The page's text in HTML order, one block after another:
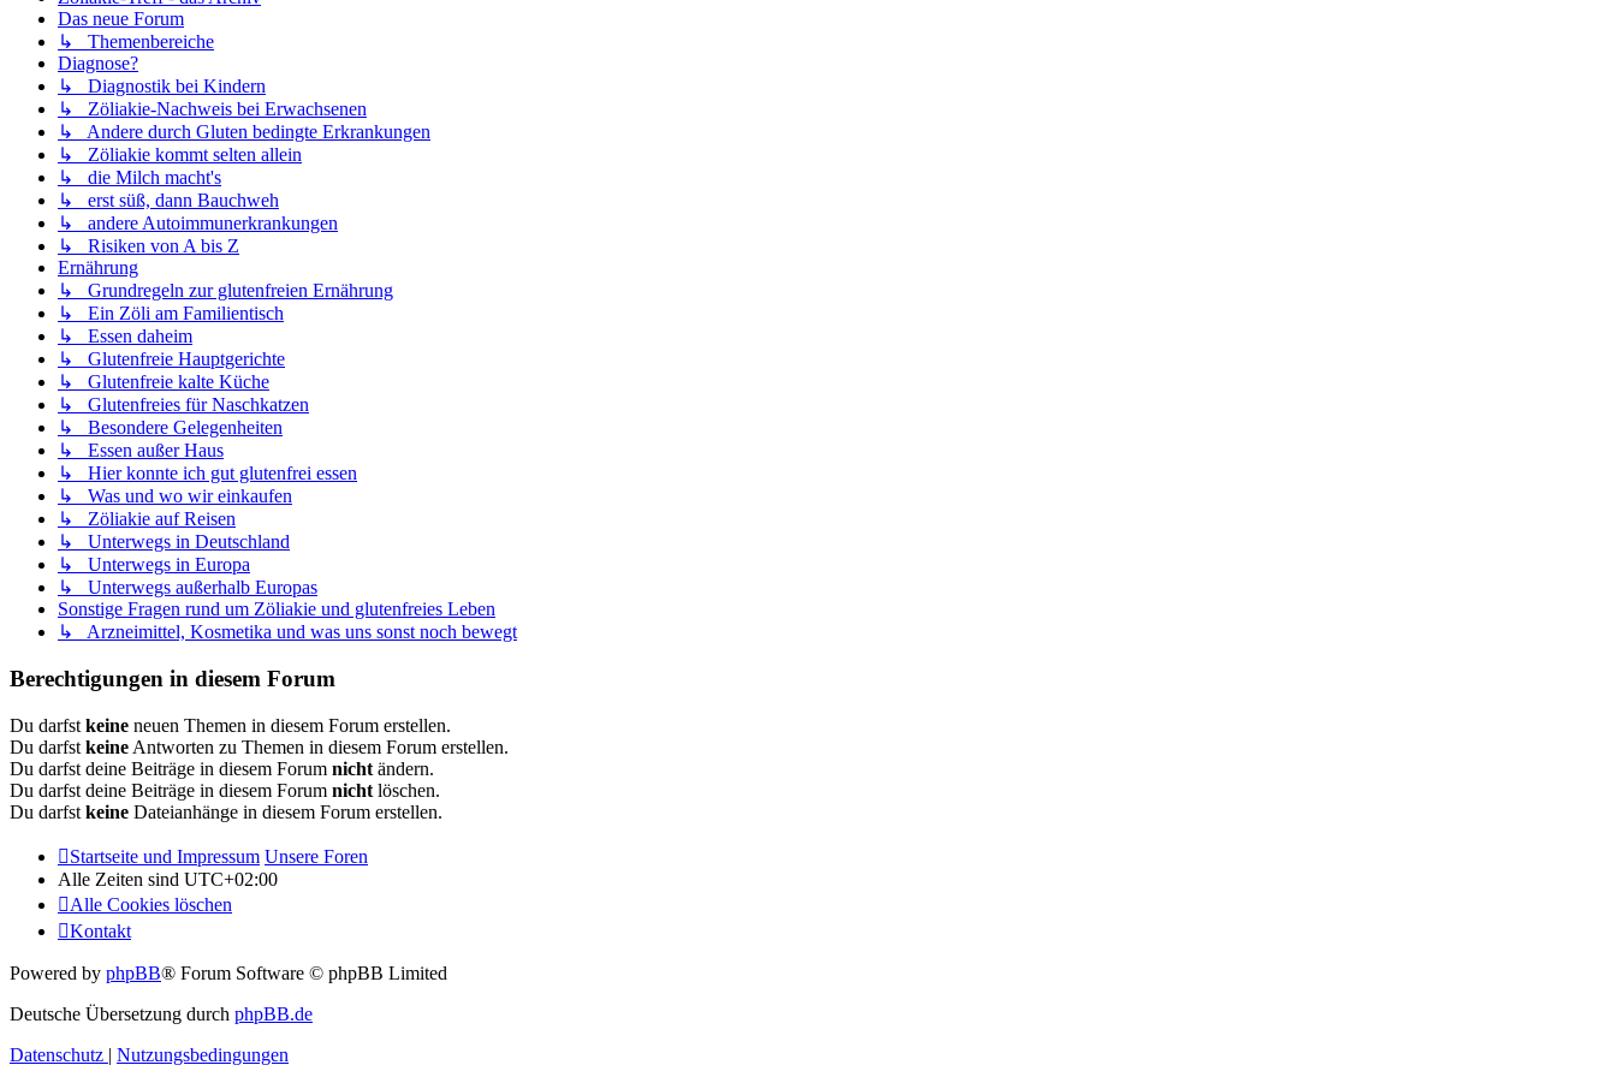
Das neue Forum
↳ Themenbereiche
Diagnose?
↳ Diagnostik bei Kindern
↳ Zöliakie-Nachweis bei Erwachsenen
↳ Andere durch Gluten bedingte Erkrankungen
↳ Zöliakie kommt selten allein
↳ die Milch macht's
↳ erst süß, dann Bauchweh
↳ andere Autoimmunerkrankungen
↳ Risiken von A bis Z
Ernährung
↳ Grundregeln zur glutenfreien Ernährung
↳ Ein Zöli am Familientisch
↳ Essen daheim
↳ Glutenfreie Hauptgerichte
↳ Glutenfreie kalte Küche
↳ Glutenfreies für Naschkatzen
↳ Besondere Gelegenheiten
↳ Essen außer Haus
↳ Hier konnte ich gut glutenfrei essen
↳ Was und wo wir einkaufen
↳ Zöliakie auf Reisen
↳ Unterwegs in Deutschland
↳ Unterwegs in Europa
↳ Unterwegs außerhalb Europas
Sonstige Fragen rund um Zöliakie und glutenfreies Leben
↳ Arzneimittel, Kosmetika und was uns sonst noch bewegt
Berechtigungen in diesem Forum
Du darfst keine neuen Themen in diesem Forum erstellen.
Du darfst keine Antworten zu Themen in diesem Forum erstellen.
Du darfst deine Beiträge in diesem Forum nicht ändern.
Du darfst deine Beiträge in diesem Forum nicht löschen.
Du darfst keine Dateianhänge in diesem Forum erstellen.
Startseite und Impressum Unsere Foren
Alle Zeiten sind UTC+02:00
Alle Cookies löschen
Kontakt
Powered by phpBB® Forum Software © phpBB Limited
Deutsche Übersetzung durch phpBB.de
Datenschutz | Nutzungsbedingungen